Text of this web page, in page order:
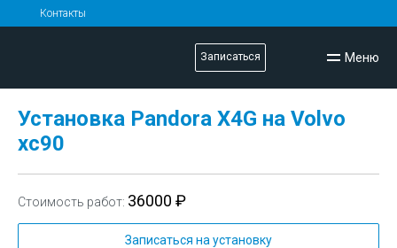
Контакты
Записаться Меню
Установка Pandora X4G на Volvo
xc90
Стоимость работ: 36000 ₽
Записаться на установку